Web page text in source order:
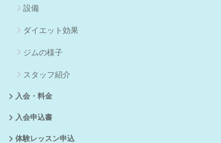
設備
ダイエット効果
ジムの様子
スタッフ紹介
入会・料金
入会申込書
体験レッスン申込